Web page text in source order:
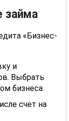
займа
«Бизнес-
и
Выбрать
бизнеса.
счет на